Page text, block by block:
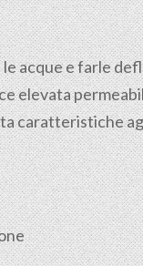
acque e farle
elevata
caratteristiche